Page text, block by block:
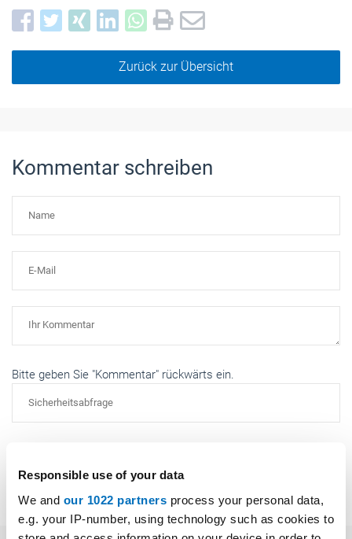
Responsible use of your data
We and our 1022 partners process your personal data,
e.g. your IP-number, using technology such as cookies to
Zurück zur Übersicht
Kommentar schreiben
Bitte geben Sie "Kommentar" rückwärts ein.
Absenden